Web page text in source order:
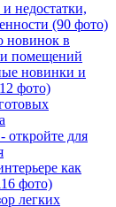
недостатки,
(90 фото)
новинок в
и помещений
новинки и
фото)
откройте для
как
фото)
легких